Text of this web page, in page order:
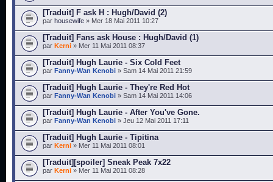
[Traduit] F ask H : Hugh/David (2)
par housewife » Mer 18 Mai 2011 10:27
[Traduit] Fans ask House : Hugh/David (1)
par Kerni » Mer 11 Mai 2011 08:37
[Traduit] Hugh Laurie - Six Cold Feet
par Fanny-Wan Kenobi » Sam 14 Mai 2011 21:59
[Traduit] Hugh Laurie - They're Red Hot
par Fanny-Wan Kenobi » Sam 14 Mai 2011 14:06
[Traduit] Hugh Laurie - After You've Gone.
par Fanny-Wan Kenobi » Jeu 12 Mai 2011 17:11
[Traduit] Hugh Laurie - Tipitina
par Kerni » Mer 11 Mai 2011 08:01
[Traduit][spoiler] Sneak Peak 7x22
par Kerni » Mer 11 Mai 2011 08:28